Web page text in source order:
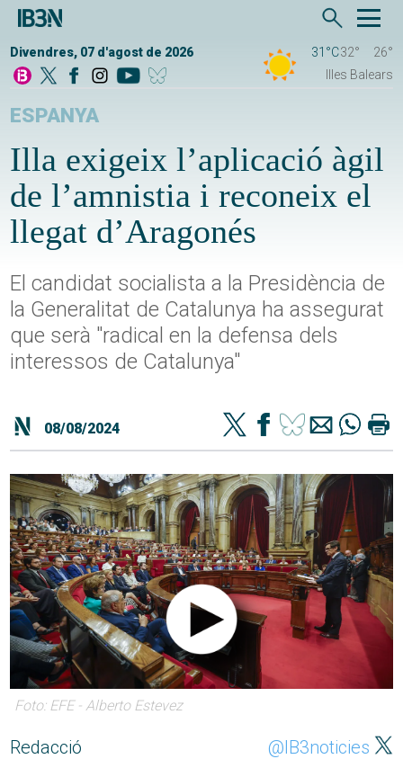
Divendres, 07 d'agost de 2026 31°C32°
26°
Illes Balears
ESPANYA
Illa exigeix l’aplicació àgil
de l’amnistia i reconeix el
llegat d’Aragonés
El candidat socialista a la Presidència de
la Generalitat de Catalunya ha assegurat
que serà "radical en la defensa dels
interessos de Catalunya"
08/08/2024
Foto: EFE - Alberto Estevez
Redacció @IB3noticies